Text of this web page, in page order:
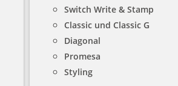
Switch Write & Stamp
Classic und Classic G
Diagonal
Promesa
Styling